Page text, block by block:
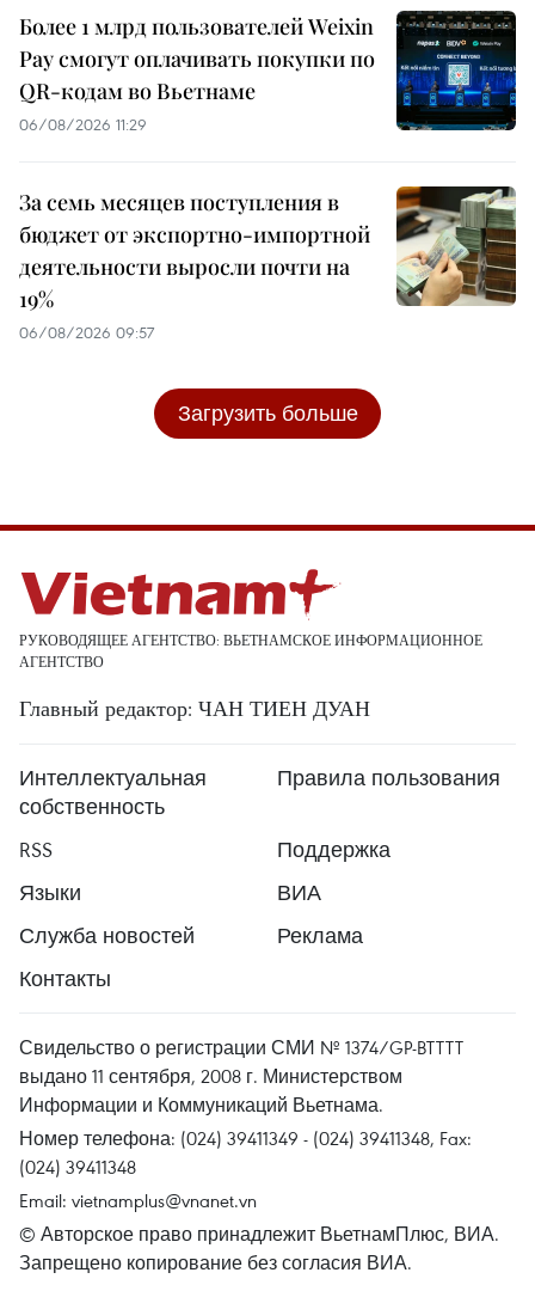
Более 1 млрд пользователей Weixin
Pay смогут оплачивать покупки по
QR-кодам во Вьетнаме
06/08/2026 11:29
За семь месяцев поступления в
бюджет от экспортно-импортной
деятельности выросли почти на
19%
06/08/2026 09:57
Загрузить больше
РУКОВОДЯЩЕЕ АГЕНТСТВО: ВЬЕТНАМСКОЕ ИНФОРМАЦИОННОЕ
АГЕНТСТВО
Главный редактор: ЧАН ТИЕН ДУАН
Интеллектуальная
собственность
Правила пользования
RSS
Поддержка
Языки
ВИА
Служба новостей
Реклама
Контакты
Свидельство о регистрации СМИ № 1374/GP-BTTTT
выдано 11 сентября, 2008 г. Министерством
Информации и Коммуникаций Вьетнама.
Номер телефона: (024) 39411349 - (024) 39411348, Fax:
(024) 39411348
Email: vietnamplus@vnanet.vn
© Авторское право принадлежит ВьетнамПлюс, ВИА.
Запрещено копирование без согласия ВИА.